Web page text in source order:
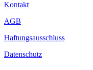
Kontakt
AGB
Haftungsausschluss
Datenschutz